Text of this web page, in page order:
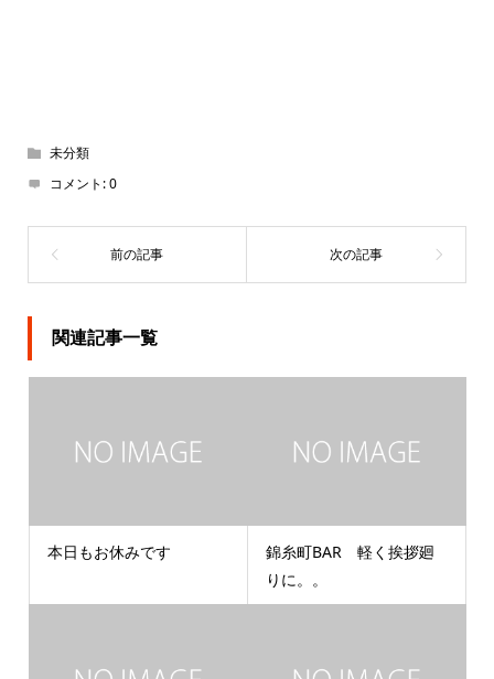
未分類
コメント:0
関連記事一覧
本日もお休みです
錦糸町BAR 軽く挨拶廻
りに。。